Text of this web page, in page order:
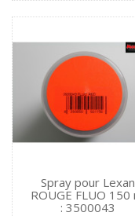
Spray pour Lexan
ROUGE FLUO 150
: 3500043